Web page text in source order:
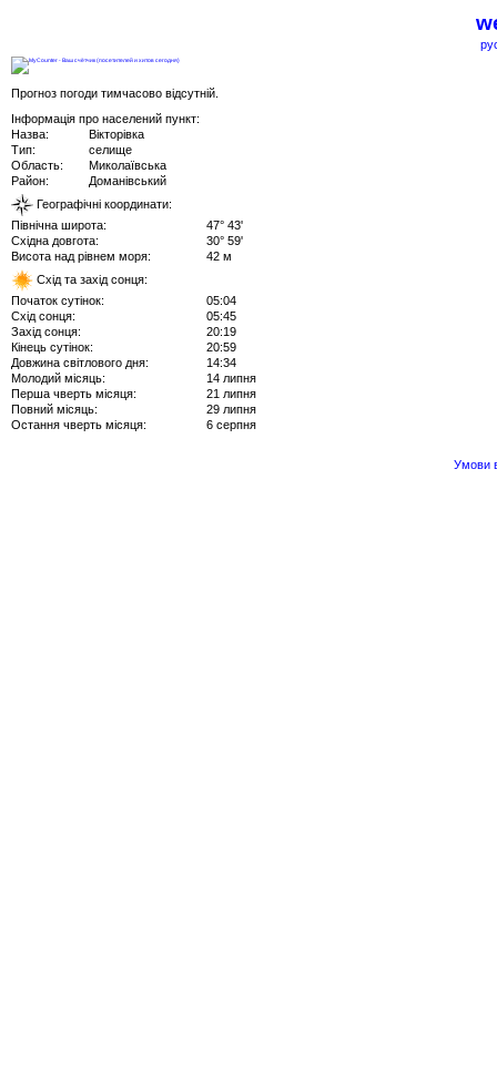
Прогноз погоди тимчасово відсутній.
Інформація про населений пункт:
Назва:
Вікторівка
Тип:
селище
Область:
Миколаївська
Район:
Доманівський
Географічні координати:
Північна широта:
47° 43'
Східна довгота:
30° 59'
Висота над рівнем моря:
42 м
Схід та захід сонця:
Початок сутінок:
05:04
Схід сонця:
05:45
Захід сонця:
20:19
Кінець сутінок:
20:59
Довжина світлового дня:
14:34
Молодий місяць:
14 липня
Перша чверть місяця:
21 липня
Повний місяць:
29 липня
Остання чверть місяця:
6 серпня
Умови